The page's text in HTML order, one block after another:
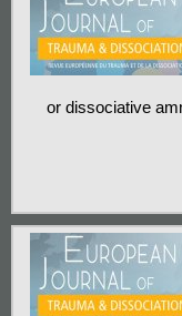
or dissociative